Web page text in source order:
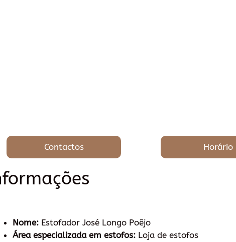
Contactos Horário
Nome: Estofador José Longo Poêjo
Área especializada em estofos: Loja de estofos